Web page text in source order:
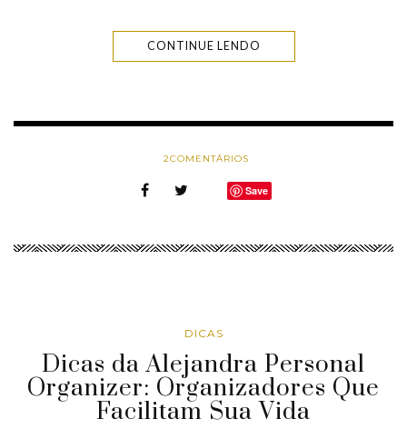
CONTINUE LENDO
2COMENTÁRIOS
Save
DICAS
Dicas da Alejandra Personal
Organizer: Organizadores Que
Facilitam Sua Vida